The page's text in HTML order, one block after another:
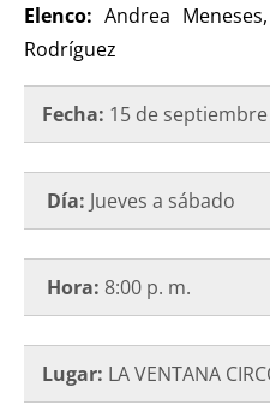
Elenco: Andrea
Rodríguez
Fecha: 15 de
Día: Jueves a sábado
Hora: 8:00 p. m.
Lugar: LA VENTANA